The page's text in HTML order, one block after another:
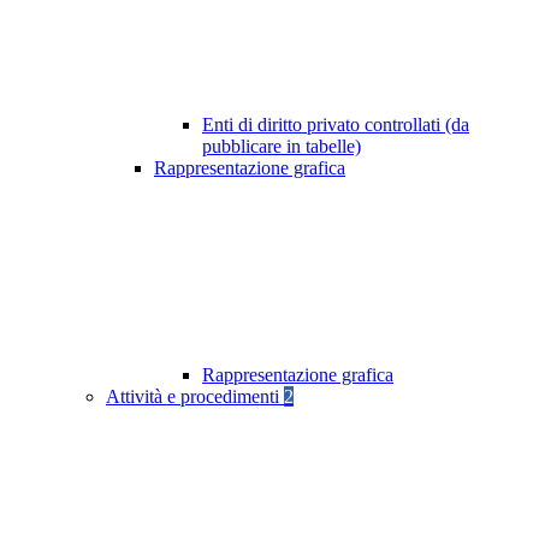
Enti di diritto privato controllati (da
pubblicare in tabelle)
Rappresentazione grafica
Rappresentazione grafica
Attività e procedimenti 2